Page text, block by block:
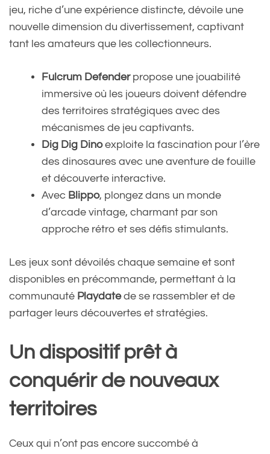
jeu, riche d’une expérience distincte, dévoile une
nouvelle dimension du divertissement, captivant
tant les amateurs que les collectionneurs.
Fulcrum Defenderpropose une jouabilité
immersive où les joueurs doivent défendre
des territoires stratégiques avec des
mécanismes de jeu captivants.
Dig Dig Dinoexploite la fascination pour l’ère
des dinosaures avec une aventure de fouille
et découverte interactive.
Avec Blippo, plongez dans un monde
d’arcade vintage, charmant par son
approche rétro et ses défis stimulants.
Les jeux sont dévoilés chaque semaine et sont
disponibles en précommande, permettant à la
communauté Playdatede se rassembler et de
partager leurs découvertes et stratégies.
Un dispositif prêt à
conquérir de nouveaux
territoires
Ceux qui n’ont pas encore succombé à